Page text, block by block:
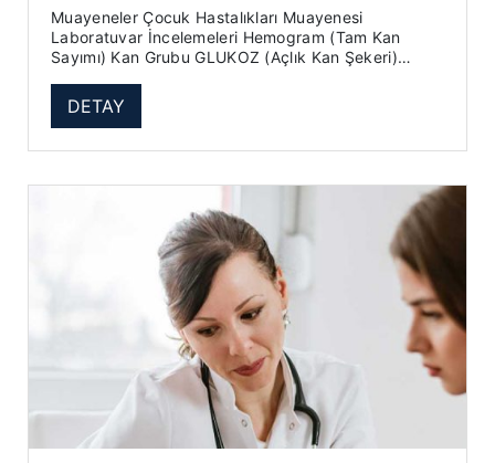
Muayeneler Çocuk Hastalıkları Muayenesi
Laboratuvar İncelemeleri Hemogram (Tam Kan
Sayımı) Kan Grubu GLUKOZ (Açlık Kan Şekeri)
DETAY